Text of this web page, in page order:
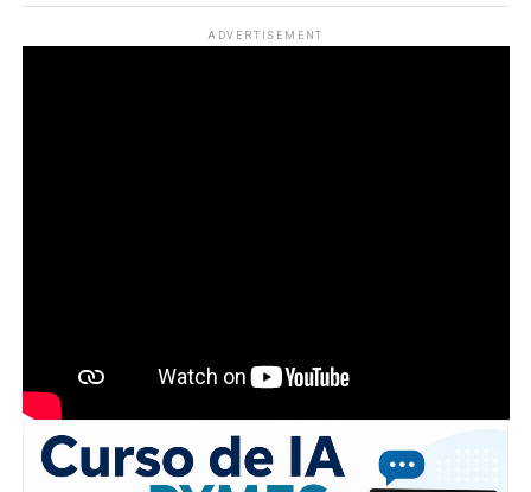
ADVERTISEMENT